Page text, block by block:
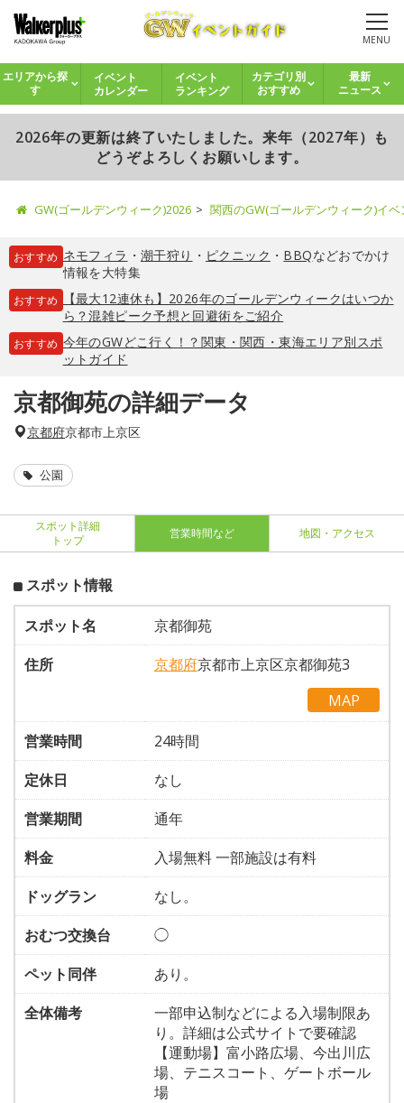
MENU
エリアから探
す
イベント
カレンダー
イベント
ランキング
カテゴリ別
おすすめ
最新
ニュース
2026年の更新は終了いたしました。来年（2027年）も
どうぞよろしくお願いします。
GW(ゴールデンウィーク)2026 関西のGW(ゴールデンウィーク)イ
おすすめ ネモフィラ ・ 潮干狩り ・ ピクニック ・ BBQなどおでかけ
情報を大特集
おすすめ
【最大12連休も】2026年のゴールデンウィークはいつか
ら？混雑ピーク予想と回避術をご紹介
おすすめ 今年のGWどこ行く！？関東・関西・東海エリア別スポ
ットガイド
京都御苑の詳細データ
京都府京都市上京区
公園
スポット詳細
トップ
営業時間など 地図・アクセス
スポット情報
スポット名
京都御苑
住所
京都府京都市上京区京都御苑3
MAP
営業時間
24時間
定休日
なし
営業期間
通年
料金
入場無料 一部施設は有料
ドッグラン
なし。
おむつ交換台
◯
ペット同伴
あり。
全体備考
一部申込制などによる入場制限あ
り。詳細は公式サイトで要確認
【運動場】富小路広場、今出川広
場、テニスコート、ゲートボール
場